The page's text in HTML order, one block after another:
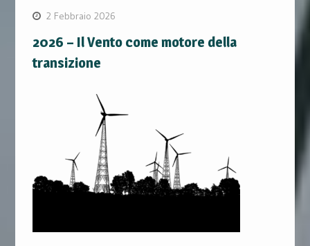
2 Febbraio 2026
2026 – Il Vento come motore della
transizione